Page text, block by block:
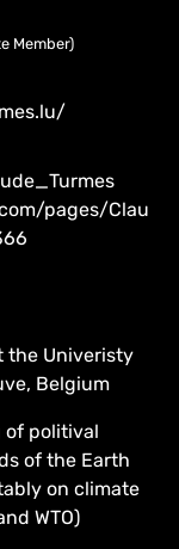
Member)
pages/Clau
the Univeristy
Belgium
of politival
of the Earth
on climate
WTO)